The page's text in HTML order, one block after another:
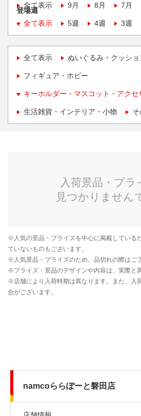
全て表示
9月 8月 7月
登場週
全て表示
5週 4週 3週
全て表示 ぬいぐるみ・クッショ
フィギュア・ホビー
キーホルダー・マスコット・アクセ
生活雑貨・インテリア・小物
namcoららぽーと磐田店